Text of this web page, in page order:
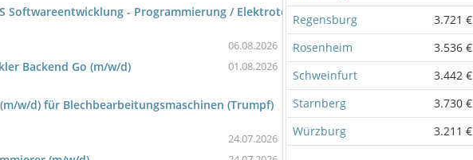
Regensburg
3.721 €
Rosenheim
3.536 €
Schweinfurt
3.442 €
Starnberg
3.730 €
Würzburg
3.211 €
Softwareentwicklung - Programmierung / Elektrotechnik / Automatisierung (m/w/d)
06.08.2026
Backend Go (m/w/d) 01.08.2026
w/d) für Blechbearbeitungsmaschinen (Trumpf)
24.07.2026